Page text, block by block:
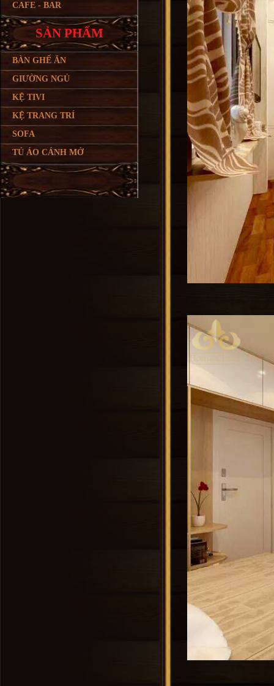
CAFE - BAR
SẢN PHẨM
BÀN GHẾ ĂN
GIƯỜNG NGỦ
KỆ TIVI
KỆ TRANG TRÍ
SOFA
TỦ ÁO CÁNH MỞ